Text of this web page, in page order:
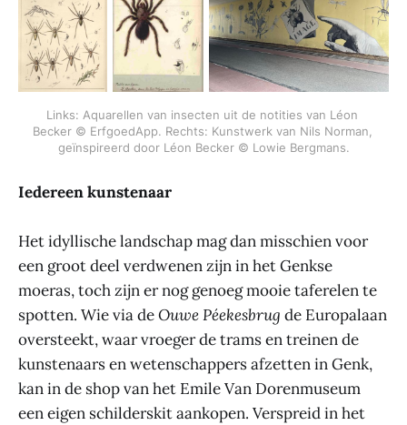
Links: Aquarellen van insecten uit de notities van Léon
Becker © ErfgoedApp. Rechts: Kunstwerk van Nils Norman,
geïnspireerd door Léon Becker © Lowie Bergmans.
Iedereen kunstenaar
Het idyllische landschap mag dan misschien voor
een groot deel verdwenen zijn in het Genkse
moeras, toch zijn er nog genoeg mooie taferelen te
spotten. Wie via deOuwe Péekesbrug de Europalaan
oversteekt, waar vroeger de trams en treinen de
kunstenaars en wetenschappers afzetten in Genk,
kan in de shop van het Emile Van Dorenmuseum
een eigen schilderskit aankopen. Verspreid in het